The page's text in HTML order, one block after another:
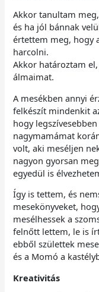
Akkor tanultam
és ha jól bánnak
értettem meg, hogy
harcolni.
Akkor határoztam
álmaimat.
A mesékben annyi
felkészít mindenkit
hogy
nagymamámat
volt, aki meséljen
nagyon gyorsan
egyedül is
Így is tettem, és
mesekönyveket,
mesélhessek a
felnőtt lettem, le is
ebből születtek
és a Momó a
Kreativitás